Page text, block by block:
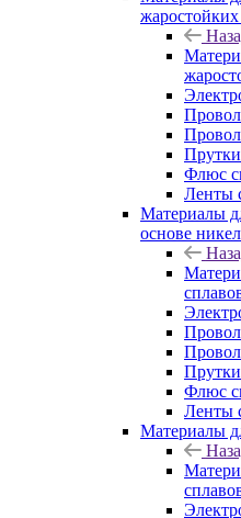
жаростойких
Флюс
Ленты
Материалы
основе
Флюс
Ленты
Материалы